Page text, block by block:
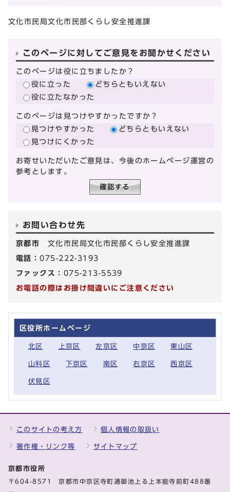
文化市民局文化市民部くらし安全推進課
このページに対してご意見をお聞かせください
このページは役に立ちましたか？
役に立った
どちらともいえない
役に立たなかった
このページは見つけやすかったですか？
見つけやすかった
どちらともいえない
見つけにくかった
お寄せいただいたご意見は、今後のホームページ運営の
参考とします。
お問い合わせ先
京都市 文化市民局文化市民部くらし安全推進課
電話：075-222-3193
ファックス： 075-213-5539
お電話の際はお掛け間違いにご注意ください
区役所ホームページ
北区 上京区 左京区 中京区 東山区
山科区 下京区 南区 右京区 西京区
伏見区
このサイトの考え方 個人情報の取扱い
著作権・リンク等 サイトマップ
京都市役所
〒604-8571 京都市中京区寺町通御池上る上本能寺前町488番